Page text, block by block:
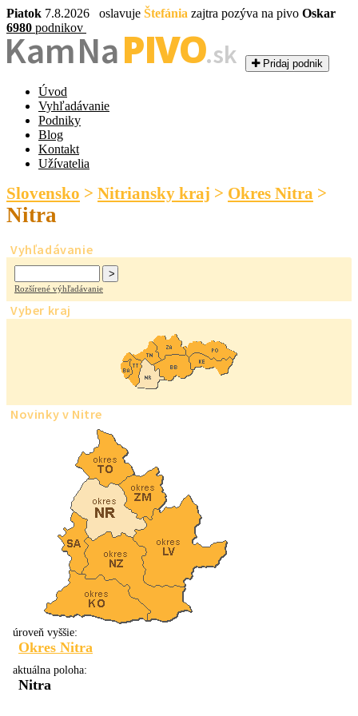
Piatok 7.8.2026 oslavuje Štefánia zajtra pozýva na pivo Oskar
6980 podnikov
Kam NaPIVO.sk Pridaj podnik
Úvod
Vyhľadávanie
Podniky
Blog
Kontakt
Užívatelia
Slovensko > Nitriansky kraj > Okres Nitra >
Nitra
Vyhľadávanie
Rozšírené výhľadávanie
Vyber kraj
Novinky v Nitre
úroveň vyššie:
Okres Nitra
aktuálna poloha:
Nitra